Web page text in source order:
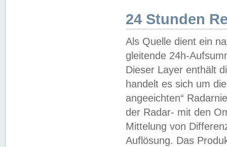
24 Stunden
Als Quelle dient ein
gleitende 24h-
Dieser Layer enthält
handelt es sich um
angeeichten“
der Radar- mit den
Mittelung von
Auflösung. Das